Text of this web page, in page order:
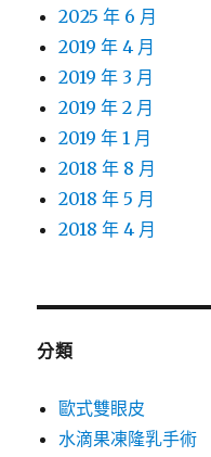
2025 年 6 月
2019 年 4 月
2019 年 3 月
2019 年 2 月
2019 年 1 月
2018 年 8 月
2018 年 5 月
2018 年 4 月
分類
歐式雙眼皮
水滴果凍隆乳手術